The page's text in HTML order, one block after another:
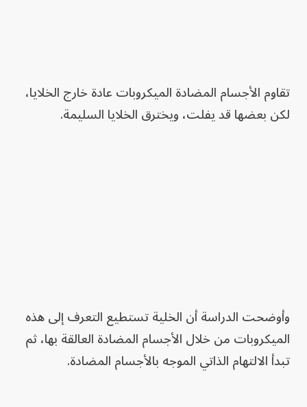
تقاوم الأجسام المضادة الميكروبات عادة خارج الخلايا،
لكن بعضها قد يفلت، ويخترق الخلايا السليمة.
وأوضحت الدراسة أن الخلية تستطيع التعرف إلى هذه
الميكروبات من خلال الأجسام المضادة العالقة بها، ثم
تبدأ الالتهام الذاتي الموجه بالأجسام المضادة.